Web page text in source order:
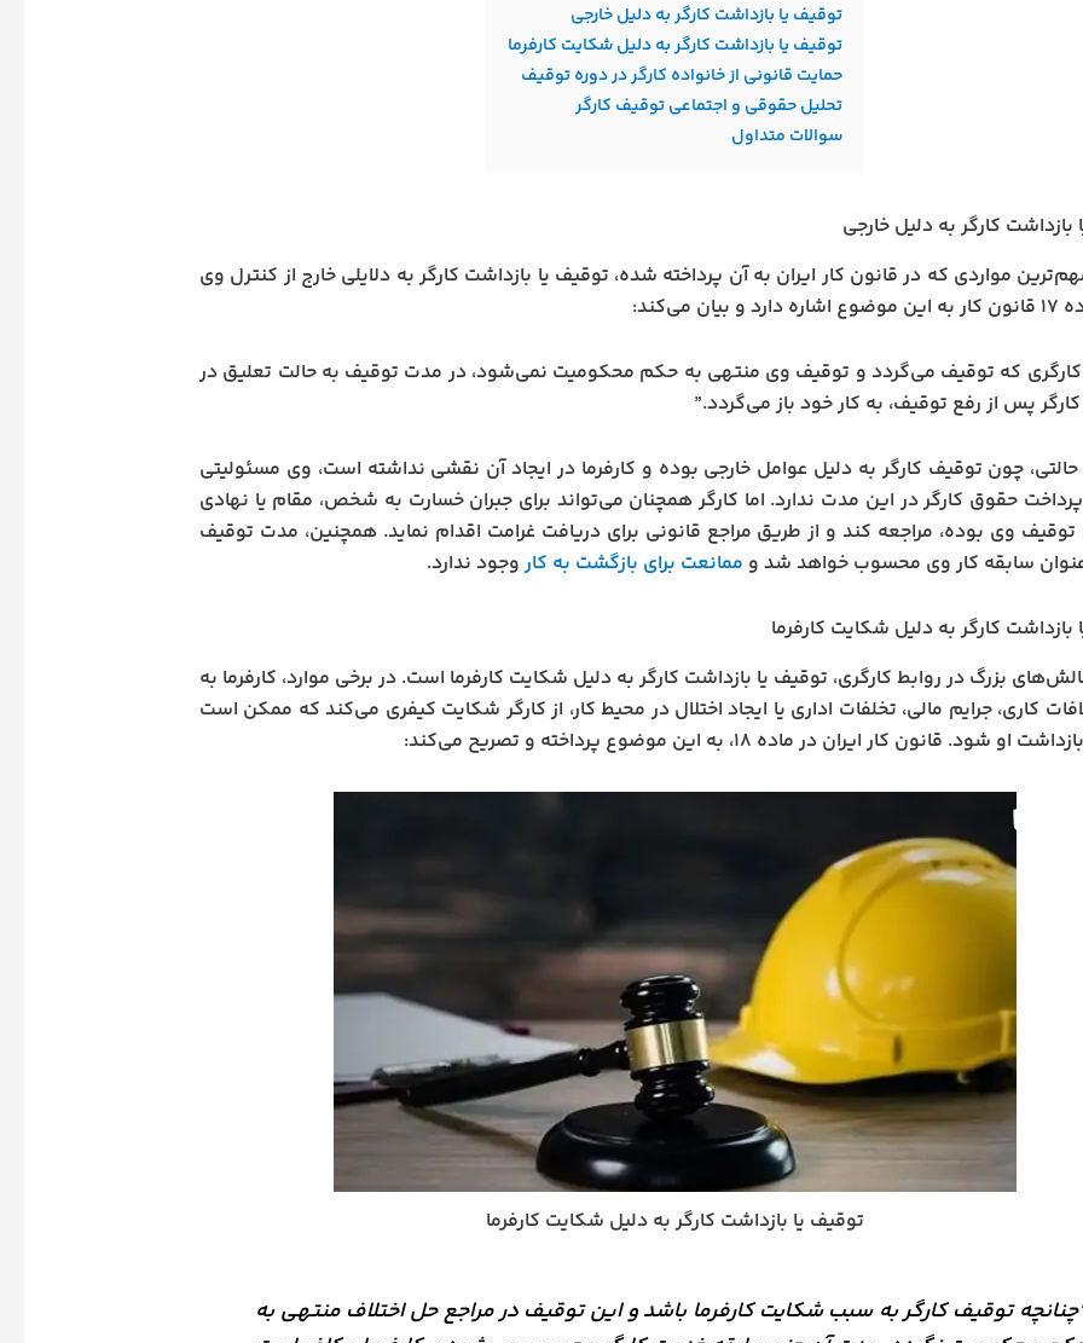
توقیف یا بازداشت کارگر به دلیل خارجی
توقیف یا بازداشت کارگر به دلیل شکایت کارفرما
حمایت قانونی از خانواده کارگر در دوره توقیف
تحلیل حقوقی و اجتماعی توقیف کارگر
سوالات متداول
بازداشت کارگر به دلیل خارجی
مواردی که در قانون کار ایران به آن پرداخته شده، توقیف یا بازداشت کارگر به دلایلی خارج از کنترل وی
می‌کند:
کارگری که توقیف می‌گردد و توقیف وی منتهی به حکم محکومیت نمی‌شود، در مدت توقیف به حالت تعلیق در
پس از رفع توقیف، به کار خود باز می‌گردد.”
چون توقیف کارگر به دلیل عوامل خارجی بوده و کارفرما در ایجاد آن نقشی نداشته است، وی مسئولیتی
حقوق کارگر در این مدت ندارد. اما کارگر همچنان می‌تواند برای جبران خسارت به شخص، مقام یا نهادی
وی بوده، مراجعه کند و از طریق مراجع قانونی برای دریافت غرامت اقدام نماید. همچنین، مدت توقیف
سابقه کار وی محسوب خواهد شد و ممانعت برای بازگشت به کار وجود ندارد.
بازداشت کارگر به دلیل شکایت کارفرما
بزرگ در روابط کارگری، توقیف یا بازداشت کارگر به دلیل شکایت کارفرما است. در برخی موارد، کارفرما به
کاری، جرایم مالی، تخلفات اداری یا ایجاد اختلال در محیط کار، از کارگر شکایت کیفری می‌کند که ممکن است
او شود. قانون کار ایران در ماده ۱۸، به این موضوع پرداخته و تصریح می‌کند:
توقیف یا بازداشت کارگر به دلیل شکایت کارفرما
توقیف کارگر به سبب شکایت کارفرما باشد و این توقیف در مراجع حل اختلاف منتهی به